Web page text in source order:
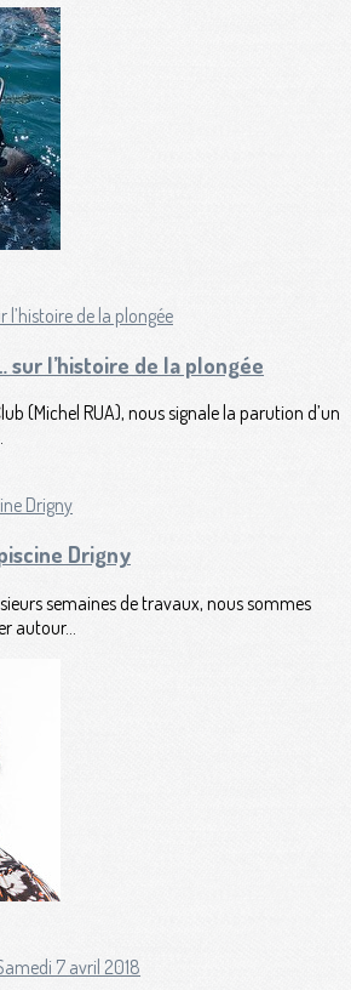
sur l’histoire de la plongée
(Michel RUA), nous signale la parution d’un
Drigny
semaines de travaux, nous sommes
autour...